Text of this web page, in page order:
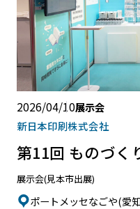
2026/04/10展示会
新日本印刷株式会社
第11回 ものづく
展示会(見本市出展)
ポートメッセなごや(愛